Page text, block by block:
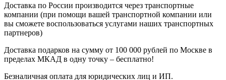
Доставка по России производится через транспортные
компании (при помощи вашей транспортной компании или
вы сможете воспользоваться услугами наших транспортных
партнеров)
Доставка подарков на сумму от 100 000 рублей по Москве в
пределах МКАД в одну точку – бесплатно!
Безналичная оплата для юридических лиц и ИП.